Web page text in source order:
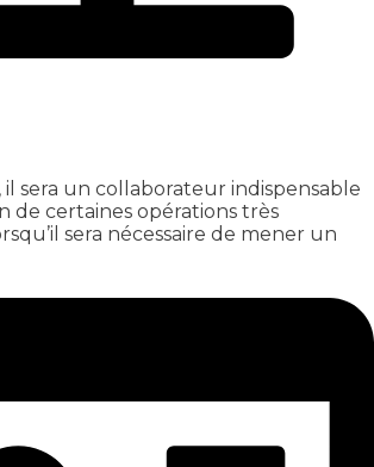
sera un collaborateur indispensable
de certaines opérations très
sera nécessaire de mener un